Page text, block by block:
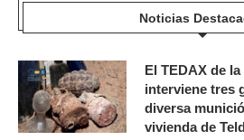
Noticias
El TEDAX de
interviene tres
diversa
vivienda de